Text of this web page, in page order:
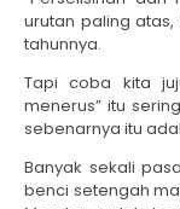
urutan paling
tahunnya.
Tapi coba kita
menerus” itu
sebenarnya itu
Banyak sekali
benci setengah